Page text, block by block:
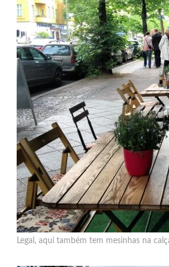
Legal, aqui também tem mesinhas na